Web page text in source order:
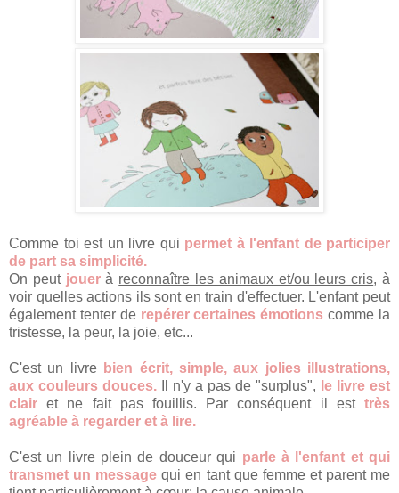
Comme toi est un livre qui permet à l'enfant de participer
de part sa simplicité.
On peutjouerà reconnaître les animaux et/ou leurs cris, à
voir quelles actions ils sont en train d'effectuer. L'enfant peut
également tenter de repérer certaines émotions comme la
tristesse, la peur, la joie, etc...
C'est un livre bien écrit, simple, aux jolies illustrations,
aux couleurs douces. Il n'y a pas de "surplus", le livre est
clair et ne fait pas fouillis. Par conséquent il esttrès
agréable à regarder et à lire.
C'est un livre plein de douceur qui parle à l'enfant et qui
transmet un message qui en tant que femme et parent me